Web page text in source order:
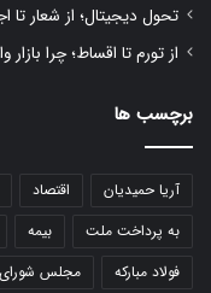
تحول دیجیتال؛ از شعار تا
از تورم تا اقساط؛ چرا
برچسب ها
آریا حمیدیان اقتصاد
به پرداخت ملت
بیمه
فولاد مبارکه
مجلس شورای